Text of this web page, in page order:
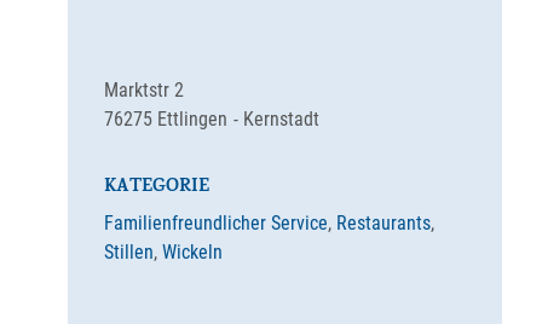
Kernstadt
Marktstr 2
76275 Ettlingen
KATEGORIE
Familienfreundlicher Service, Restaurants,
Stillen, Wickeln